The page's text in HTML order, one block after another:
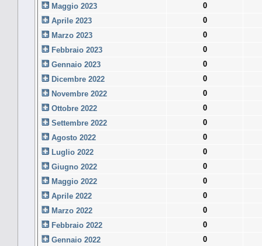
Maggio 2023
0
Aprile 2023
0
Marzo 2023
0
Febbraio 2023
0
Gennaio 2023
0
Dicembre 2022
0
Novembre 2022
0
Ottobre 2022
0
Settembre 2022
0
Agosto 2022
0
Luglio 2022
0
Giugno 2022
0
Maggio 2022
0
Aprile 2022
0
Marzo 2022
0
Febbraio 2022
0
Gennaio 2022
0